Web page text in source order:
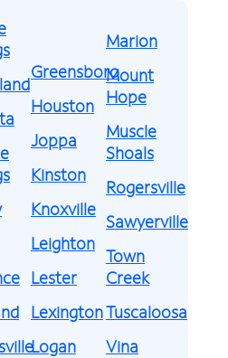
Greensboro
Houston
Joppa
Kinston
Knoxville
Leighton
Lester
Lexington
Logan
Marion
Mount
Hope
Muscle
Shoals
Rogersville
Sawyerville
Town
Creek
Tuscaloosa
Vina